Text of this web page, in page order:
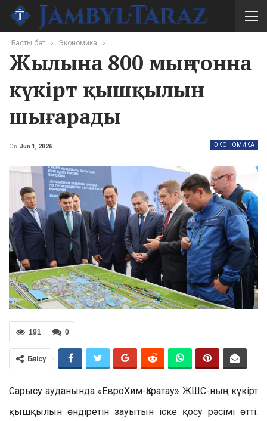
Басты бет Экономика
Жылына 800 мың тонна
күкірт қышқылын
шығарады
ЭКОНОМИКА
On Jun 1, 2026
0
191
Бөлісу
Сарысу ауданында «ЕвроХим-Қаратау» ЖШС-ның күкірт
қышқылын өндіретін зауытын іске қосу рәсімі өтті.